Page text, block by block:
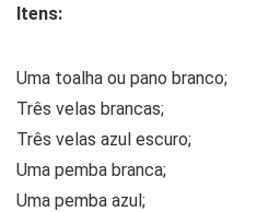
Itens:
Uma toalha ou pano branco;
Três velas brancas;
Três velas azul escuro;
Uma pemba branca;
Uma pemba azul;